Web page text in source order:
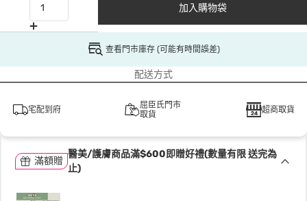
加入購物袋
查看門市庫存 (可能有時間誤差)
配送方式
宅配到府
屈臣氏門市
取貨
超商取貨
滿額贈
醫美/護膚商品滿$600即贈好禮(數量有限 送完為
止)